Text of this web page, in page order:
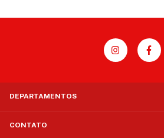
DEPARTAMENTOS
CONTATO